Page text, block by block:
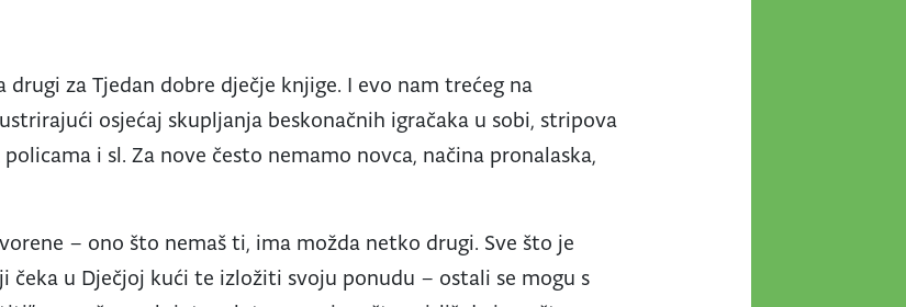
drugi za Tjedan dobre dječje knjige. I evo nam trećeg na
osjećaj skupljanja beskonačnih igračaka u sobi, stripova
i sl. Za nove često nemamo novca, načina pronalaska,
– ono što nemaš ti, ima možda netko drugi. Sve što je
u Dječjoj kući te izložiti svoju ponudu – ostali se mogu s